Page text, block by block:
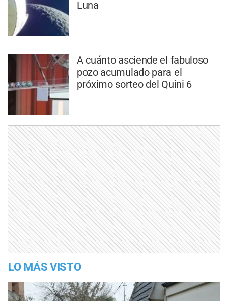
Luna
A cuánto asciende el fabuloso
pozo acumulado para el
próximo sorteo del Quini 6
LO MÁS VISTO